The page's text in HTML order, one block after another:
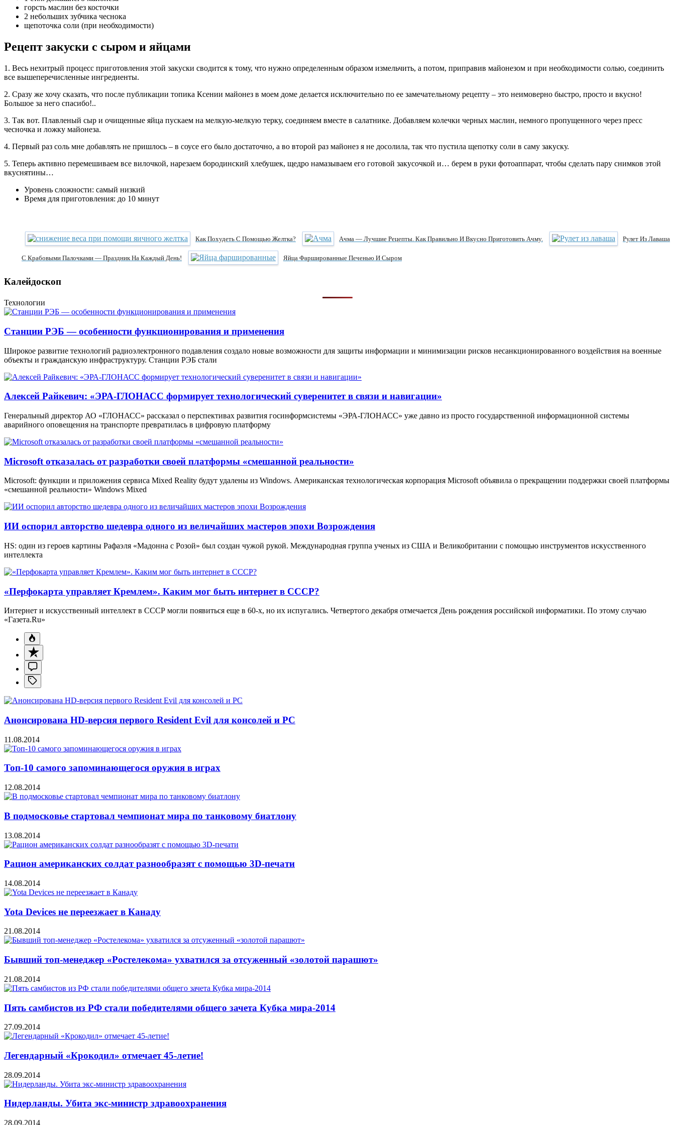
горсть маслин без косточки
2 небольших зубчика чеснока
щепоточка соли (при необходимости)
Рецепт закуски с сыром и яйцами
1. Весь нехитрый процесс приготовления этой закуски сводится к тому, что нужно определенным образом измельчить, а потом, приправив майонезом и при необходимости солью, соединить
все вышеперечисленные ингредиенты.
2. Сразу же хочу сказать, что после публикации топика Ксении майонез в моем доме делается исключительно по ее замечательному рецепту – это неимоверно быстро, просто и вкусно!
Большое за него спасибо!..
3. Так вот. Плавленый сыр и очищенные яйца пускаем на мелкую-мелкую терку, соединяем вместе в салатнике. Добавляем колечки черных маслин, немного пропущенного через пресс
чесночка и ложку майонеза.
4. Первый раз соль мне добавлять не пришлось – в соусе его было достаточно, а во второй раз майонез я не досолила, так что пустила щепотку соли в саму закуску.
5. Теперь активно перемешиваем все вилочкой, нарезаем бородинский хлебушек, щедро намазываем его готовой закусочкой и… берем в руки фотоаппарат, чтобы сделать пару снимков этой
вкуснятины…
Уровень сложности: самый низкий
Время для приготовления: до 10 минут
Как Похудеть С Помощью Желтка? Ачма — Лучшие Рецепты. Как Правильно И Вкусно Приготовить Ачму. Рулет Из Лаваша
С Крабовыми Палочками — Праздник На Каждый День! Яйца Фаршированные Печенью И Сыром
Калейдоскоп
Технологии
Станции РЭБ — особенности функционирования и применения
Широкое развитие технологий радиоэлектронного подавления создало новые возможности для защиты информации и минимизации рисков несанкционированного воздействия на военные
объекты и гражданскую инфраструктуру. Станции РЭБ стали
Алексей Райкевич: «ЭРА-ГЛОНАСС формирует технологический суверенитет в связи и навигации»
Генеральный директор АО «ГЛОНАСС» рассказал о перспективах развития госинформсистемы «ЭРА-ГЛОНАСС» уже давно из просто государственной информационной системы
аварийного оповещения на транспорте превратилась в цифровую платформу
Microsoft отказалась от разработки своей платформы «смешанной реальности»
Microsoft: функции и приложения сервиса Mixed Reality будут удалены из Windows. Американская технологическая корпорация Microsoft объявила о прекращении поддержки своей платформы
«смешанной реальности» Windows Mixed
ИИ оспорил авторство шедевра одного из величайших мастеров эпохи Возрождения
HS: один из героев картины Рафаэля «Мадонна с Розой» был создан чужой рукой. Международная группа ученых из США и Великобритании с помощью инструментов искусственного
интеллекта
«Перфокарта управляет Кремлем». Каким мог быть интернет в СССР?
Интернет и искусственный интеллект в СССР могли появиться еще в 60-х, но их испугались. Четвертого декабря отмечается День рождения российской информатики. По этому случаю
«Газета.Ru»
Анонсирована HD-версия первого Resident Evil для консолей и PC
11.08.2014
Топ-10 самого запоминающегося оружия в играх
12.08.2014
В подмосковье стартовал чемпионат мира по танковому биатлону
13.08.2014
Рацион американских солдат разнообразят с помощью 3D-печати
14.08.2014
Yota Devices не переезжает в Канаду
21.08.2014
Бывший топ-менеджер «Ростелекома» ухватился за отсуженный «золотой парашют»
21.08.2014
Пять самбистов из РФ стали победителями общего зачета Кубка мира-2014
27.09.2014
Легендарный «Крокодил» отмечает 45-летие!
28.09.2014
Нидерланды. Убита экс-министр здравоохранения
28.09.2014